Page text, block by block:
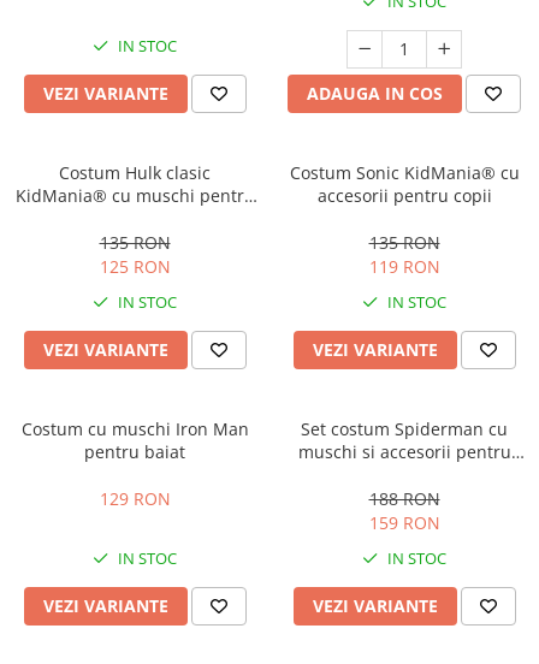
Costume Vrajitoare Copii
Costume pentru Halloween
Costume Populare
Pinata petreceriIN STOC
VEZI VARIANTE ADAUGA IN COS
Costum Hulk clasic
KidMania® cu muschi pentru
135 RON
125 RON
IN STOC
VEZI VARIANTE
Costum Sonic KidMania® cu
accesorii pentru copii
135 RON
119 RON
IN STOC
VEZI VARIANTE
Costum cu muschi Iron Man
pentru baiat
129 RON
IN STOC
VEZI VARIANTE
Set costum Spiderman cu
muschi si accesorii pentru
188 RON
159 RON
IN STOC
VEZI VARIANTE